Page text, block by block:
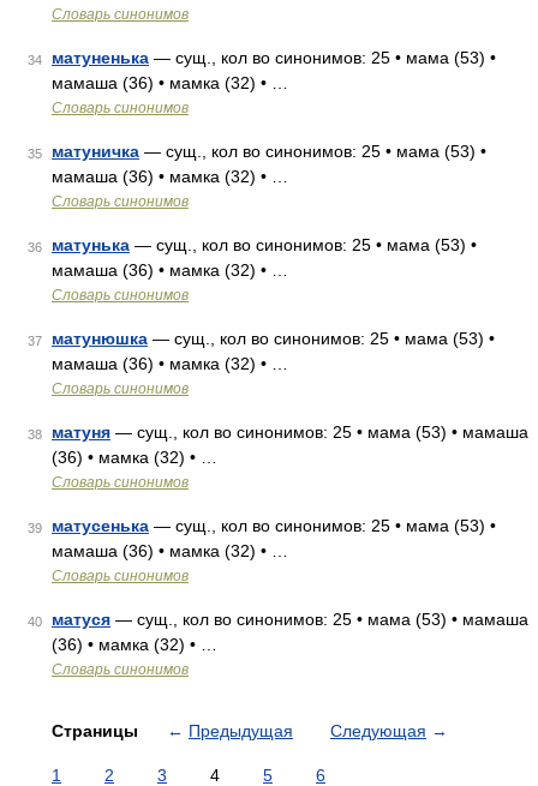
Словарь синонимов
34 матуненька — сущ., кол во синонимов: 25 • мама (53) •
мамаша (36) • мамка (32) • …
Словарь синонимов
35 матуничка — сущ., кол во синонимов: 25 • мама (53) •
мамаша (36) • мамка (32) • …
Словарь синонимов
36 матунька — сущ., кол во синонимов: 25 • мама (53) •
мамаша (36) • мамка (32) • …
Словарь синонимов
37 матунюшка — сущ., кол во синонимов: 25 • мама (53) •
мамаша (36) • мамка (32) • …
Словарь синонимов
38 матуня — сущ., кол во синонимов: 25 • мама (53) • мамаша
(36) • мамка (32) • …
Словарь синонимов
39 матусенька — сущ., кол во синонимов: 25 • мама (53) •
мамаша (36) • мамка (32) • …
Словарь синонимов
40 матуся — сущ., кол во синонимов: 25 • мама (53) • мамаша
(36) • мамка (32) • …
Словарь синонимов
Страницы ← Предыдущая Следующая →
1 2 3 4 5 6